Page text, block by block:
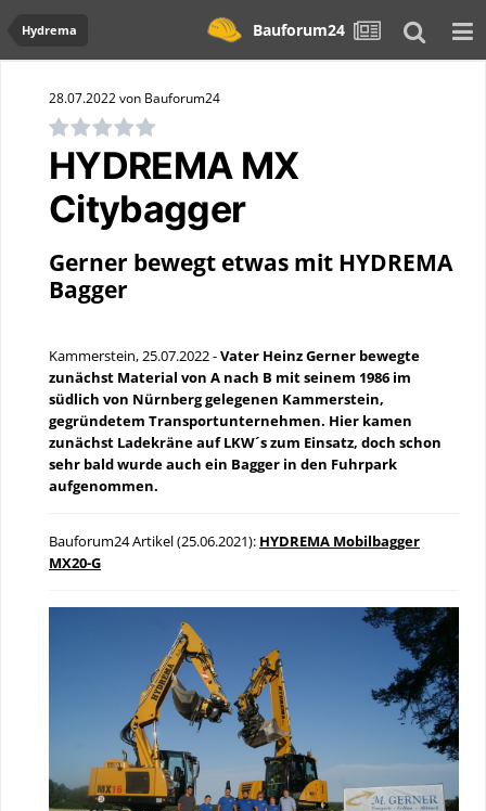
Hydrema Bauforum24
28.07.2022 von Bauforum24
HYDREMA MX
Citybagger
Gerner bewegt etwas mit HYDREMA
Bagger
Kammerstein, 25.07.2022 -Vater Heinz Gerner bewegte
zunächst Material von A nach B mit seinem 1986 im
südlich von Nürnberg gelegenen Kammerstein,
gegründetem Transportunternehmen. Hier kamen
zunächst Ladekräne auf LKW´s zum Einsatz, doch schon
sehr bald wurde auch ein Bagger in den Fuhrpark
aufgenommen.
Bauforum24 Artikel (25.06.2021): HYDREMA Mobilbagger
MX20-G